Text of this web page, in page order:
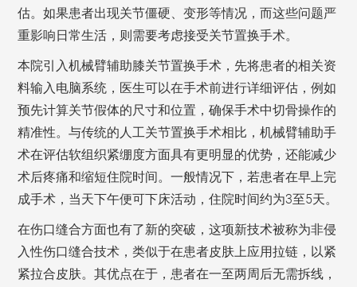
估。如果患者出现关节僵硬、变形等情况，而这些问题严
重影响日常生活，则需要考虑接受关节置换手术。
本院引入机械臂辅助膝关节置换手术，先将患者的相关资
料输入电脑系统，医生可以在手术前进行详细评估，例如
预先计算关节假体的尺寸和位置，确保手术中切骨操作的
精准性。与传统的人工关节置换手术相比，机械臂辅助手
术在评估软组织紧绷度方面具有更明显的优势，还能减少
术后疼痛和缩短住院时间。一般情况下，若患者在早上完
成手术，当天下午便可下床活动，住院时间约为3至5天。
在伤口缝合方面也有了新的突破，这项新技术被称为非侵
入性伤口缝合技术，类似于在患者皮肤上应用拉链，以紧
紧拉合皮肤。其优点在于，患者在一至两周后无需拆线，